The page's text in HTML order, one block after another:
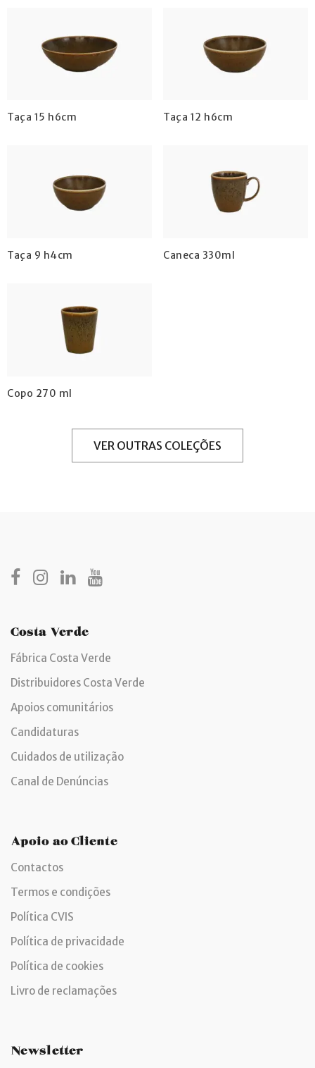
Taça 15 h6cm Taça 12 h6cm
Taça 9 h4cm Caneca 330ml
Copo 270 ml
VER OUTRAS COLEÇÕES
Costa Verde
Fábrica Costa Verde
Distribuidores Costa Verde
Apoios comunitários
Candidaturas
Cuidados de utilização
Canal de Denúncias
Apoio ao Cliente
Contactos
Termos e condições
Política CVIS
Política de privacidade
Política de cookies
Livro de reclamações
Newsletter